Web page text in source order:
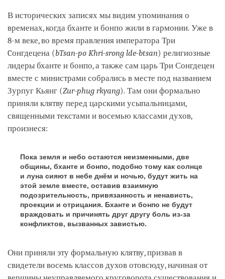
В исторических записях мы видим упоминания о
временах, когда бханте и бонпо жили в гармонии. Уже в
8-м веке, во время правления императора Три
Cонгдецена (bTsan-po Khri-srong lde-btsan) религиозные
лидеры бханте и бонпо, а также сам царь Три Сонгдецен
вместе с министрами собрались в месте под названием
Зурпуг Кьянг (Zur-phug rkyang). Там они формально
приняли клятву перед царскими усыпальницами,
священными текстами и восемью классами духов,
произнеся:
Пока земля и небо остаются неизменными, две
общины, бханте и бонпо, подобно тому как солнце
и луна сияют в небе днём и ночью, будут жить на
этой земле вместе, оставив взаимную
подозрительность, привязанность и ненависть,
проекции и отрицания. Бханте и бонпо не будут
враждовать и причинять друг другу боль из-за
конфликтов, вызванных завистью.
Они приняли эту формальную клятву, призвав в
свидетели восемь классов духов отовсюду, начиная от